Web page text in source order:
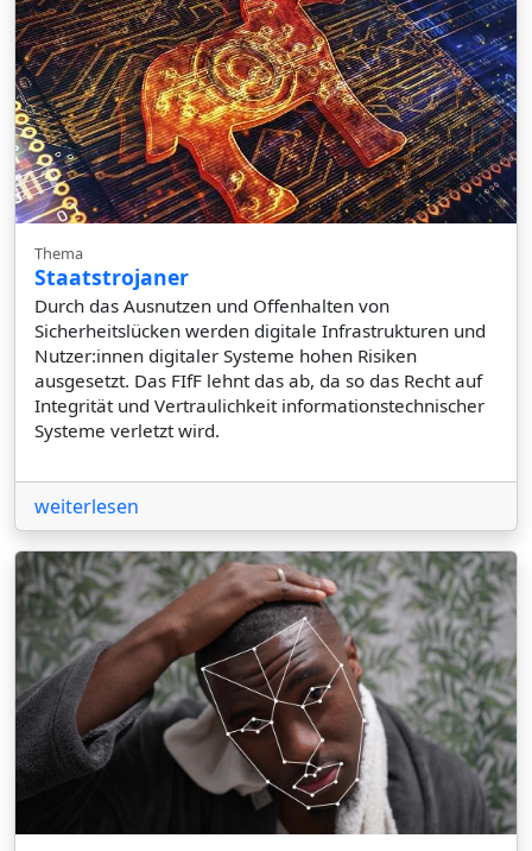
Thema
Staatstrojaner
Durch das Ausnutzen und Offenhalten von
Sicherheitslücken werden digitale Infrastrukturen und
Nutzer:innen digitaler Systeme hohen Risiken
ausgesetzt. Das FIfF lehnt das ab, da so das Recht auf
Integrität und Vertraulichkeit informationstechnischer
Systeme verletzt wird.
weiterlesen